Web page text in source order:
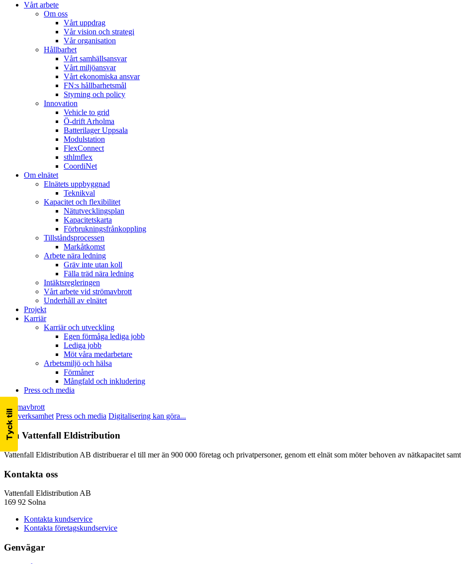
Vårt arbete
Om oss
Vårt uppdrag
Vår vision och strategi
Vår organisation
Hållbarhet
Vårt samhällsansvar
Vårt miljöansvar
Vårt ekonomiska ansvar
FN:s hållbarhetsmål
Styrning och policy
Innovation
Vehicle to grid
Ö-drift Arholma
Batterilager Uppsala
Modulstation
FlexConnect
sthlmflex
CoordiNet
Om elnätet
Elnätets uppbyggnad
Teknikval
Kapacitet och flexibilitet
Nätutvecklingsplan
Kapacitetskarta
Förbrukningsfrånkoppling
Tillståndsprocessen
Markåtkomst
Arbete nära ledning
Gräv inte utan koll
Fälla träd nära ledning
Intäktsregleringen
Vårt arbete vid strömavbrott
Underhåll av elnätet
Projekt
Karriär
Karriär och utveckling
Egen förmåga lediga jobb
Lediga jobb
Möt våra medarbetare
Arbetsmiljö och hälsa
Förmåner
Mångfald och inkludering
Press och media
Strömavbrott
Vår verksamhet Press och media Digitalisering kan göra...
Om Vattenfall Eldistribution
Vattenfall Eldistribution AB distribuerar el till mer än 900 000 företag och privatpersoner, genom ett elnät som möter behoven av nätkapacitet
Kontakta oss
Vattenfall Eldistribution AB
169 92 Solna
Kontakta kundservice
Kontakta företagskundservice
Genvägar